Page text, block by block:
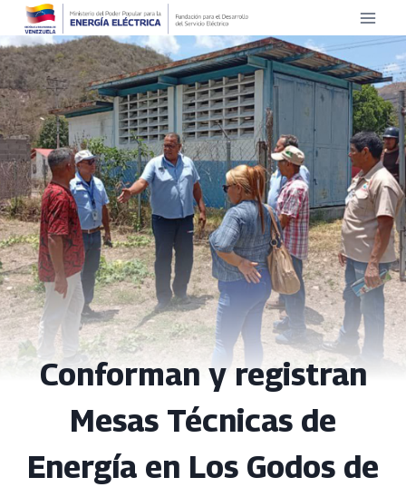
Saltar
contenido
Conforman y registran
Mesas Técnicas de
Energía en Los Godos de